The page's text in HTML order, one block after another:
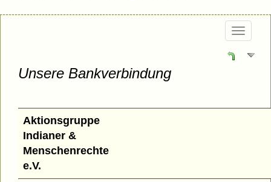
Unsere Bankverbindung
Aktionsgruppe
Indianer &
Menschenrechte
e.V.